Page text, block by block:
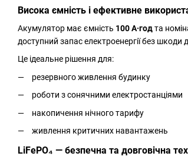
Висока ємність і ефективне
Акумулятор має ємність 100 А·годта
доступний запас електроенергії без шкоди
Це ідеальне рішення для:
резервного живлення будинку
роботи з сонячними електростанціями
накопичення нічного тарифу
живлення критичних навантажень
LiFePO₄ — безпечна та довговічна